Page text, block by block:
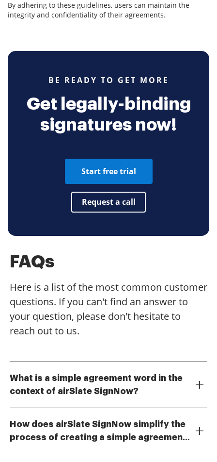
By adhering to these guidelines, users can maintain the
integrity and confidentiality of their agreements.
BE READY TO GET MORE
Get legally-binding
signatures now!
Start free trial
Request a call
FAQs
Here is a list of the most common customer
questions. If you can't find an answer to
your question, please don't hesitate to
reach out to us.
What is a simple agreement word in the
context of airSlate SignNow?
documents created with airSlate SignNow. This
platform allows users to draft, send, and eSign
How does airSlate SignNow simplify the
process of creating a simple agreement